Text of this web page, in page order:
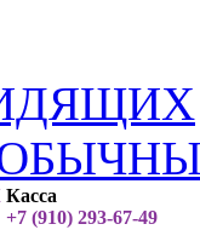
Касса
+7 (910) 293-67-49